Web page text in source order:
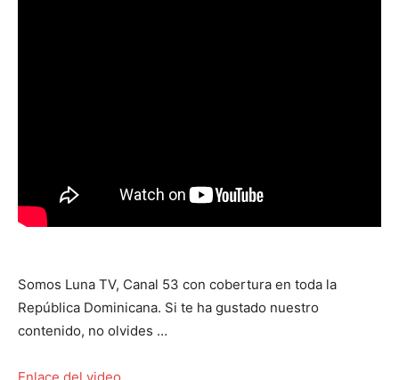
Somos Luna TV, Canal 53 con cobertura en toda la
República Dominicana. Si te ha gustado nuestro
contenido, no olvides …